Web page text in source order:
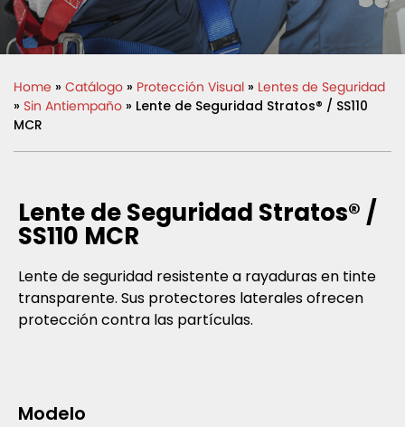
Home » Catálogo » Protección Visual » Lentes de Seguridad
» Sin Antiempaño » Lente de Seguridad Stratos® / SS110
MCR
Lente de Seguridad Stratos® /
SS110 MCR
Lente de seguridad resistente a rayaduras en tinte
transparente. Sus protectores laterales ofrecen
protección contra las partículas.
Modelo